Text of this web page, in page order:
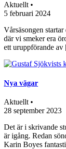
Aktuellt •
5 februari 2024
Vårsäsongen
där vi smeker era
ett uruppförande
Nya vägar
Aktuellt •
28 september 2023
Det är i skrivande
är igång. Redan
Karin Boyes